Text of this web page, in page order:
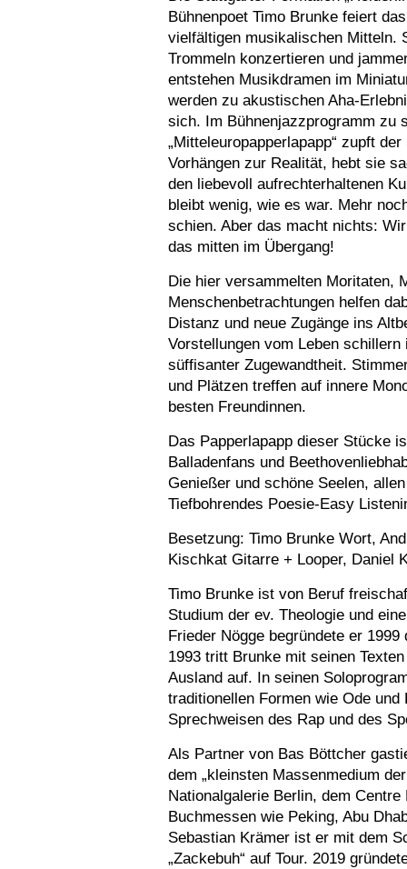
Bühnenpoet Timo Brunke feiert
vielfältigen musikalischen Mitteln.
Trommeln konzertieren und
entstehen Musikdramen im
werden zu akustischen Aha-
sich. Im Bühnenjazzprogramm zu
„Mitteleuropapperlapapp“ zupft
Vorhängen zur Realität, hebt sie
den liebevoll aufrechterhaltenen
bleibt wenig, wie es war. Mehr
schien. Aber das macht nichts:
das mitten im Übergang!
Die hier versammelten Moritaten,
Menschenbetrachtungen helfen
Distanz und neue Zugänge ins
Vorstellungen vom Leben
süffisanter Zugewandtheit.
und Plätzen treffen auf innere
besten Freundinnen.
Das Papperlapapp dieser Stücke
Balladenfans und
Genießer und schöne Seelen,
Tiefbohrendes Poesie-Easy
Besetzung: Timo Brunke Wort,
Kischkat Gitarre + Looper, Daniel
Timo Brunke ist von Beruf
Studium der ev. Theologie und
Frieder Nögge begründete er
1993 tritt Brunke mit seinen
Ausland auf. In seinen
traditionellen Formen wie Ode
Sprechweisen des Rap und des
Als Partner von Bas Böttcher
dem „kleinsten Massenmedium
Nationalgalerie Berlin, dem
Buchmessen wie Peking, Abu
Sebastian Krämer ist er mit dem
„Zackebuh“ auf Tour. 2019